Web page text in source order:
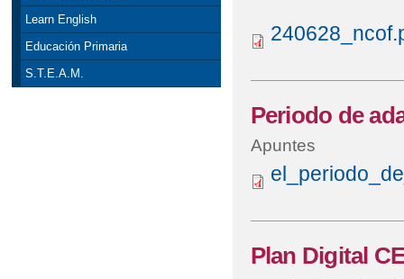
Learn English
Educación Primaria
S.T.E.A.M.
Periodo de
Apuntes
Plan Digital